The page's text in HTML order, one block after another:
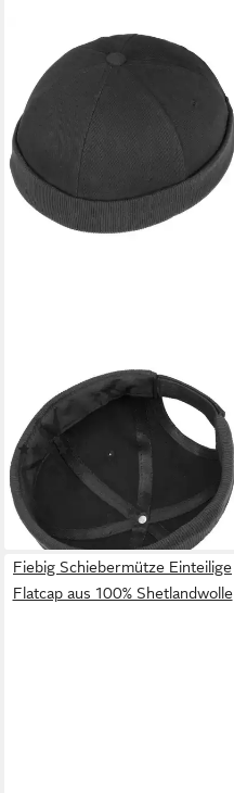
Schiebermütze (1-St)
Dockercap Docker
19,95 €
lieferbar - in 2-3 Werktagen bei dir
Fiebig Schiebermütze Einteilige
Flatcap aus 100% Shetlandwolle